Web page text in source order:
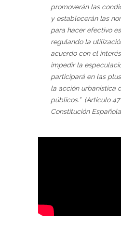
promoverán las
y establecerán las
para hacer efectivo
regulando la
acuerdo con el
impedir la
participará en las
la acción urbanística
públicos.” (Artículo
Constitución